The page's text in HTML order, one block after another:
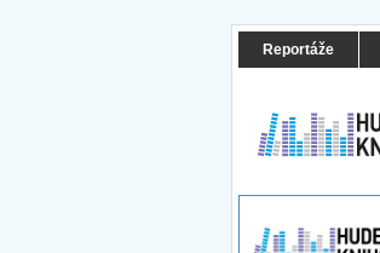
Reportáže